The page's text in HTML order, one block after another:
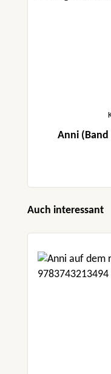
Anni
Produktgalerie
Auch interessant